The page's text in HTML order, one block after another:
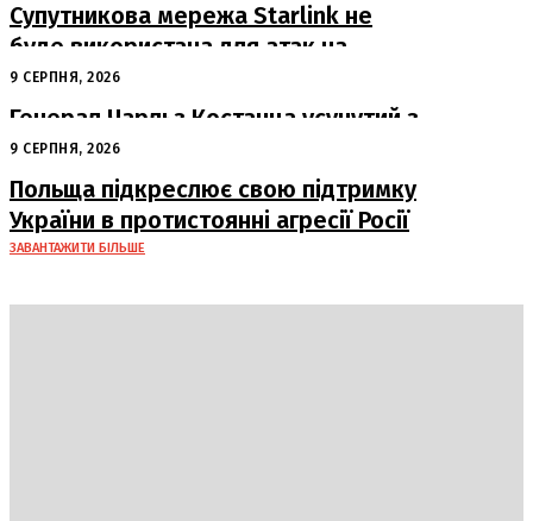
Супутникова мережа Starlink не
буде використана для атак на
російські пускові установки
9 СЕРПНЯ, 2026
Генерал Чарльз Костанца усунутий з
посади: Пентагон вживає заходів
9 СЕРПНЯ, 2026
Польща підкреслює свою підтримку
України в протистоянні агресії Росії
ЗАВАНТАЖИТИ БІЛЬШЕ